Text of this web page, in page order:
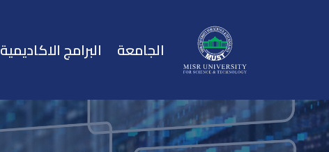
الجامعة البرامج الاكاديمية